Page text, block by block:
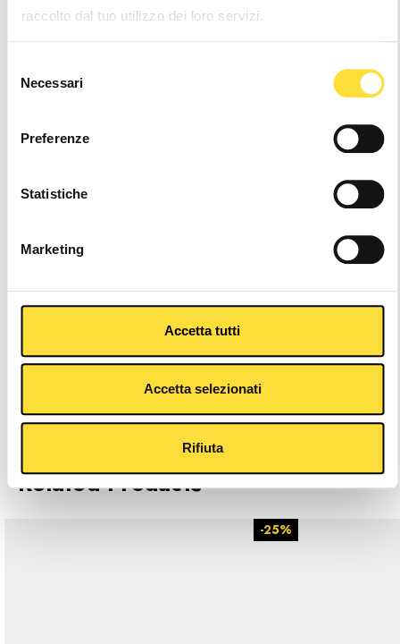
raccolto dal tuo utilizzo dei loro servizi.
delNecessari
Preferenze
Statistiche
Marketing
Accetta tutti
Accetta selezionati
Rifiuta
Wishlist
Description
Related Products
-25%